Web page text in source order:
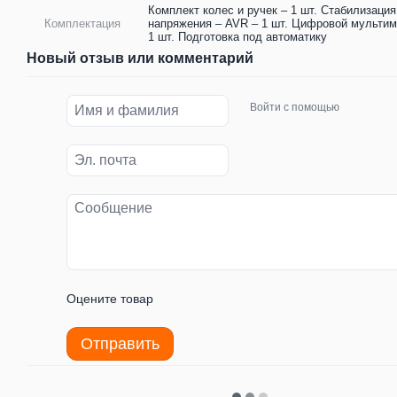
Комплектация
Комплект колес и ручек – 1 шт. Стабилизация
напряжения – AVR – 1 шт. Цифровой
1 шт. Подготовка под автоматику
Новый отзыв или комментарий
Войти с помощью
Оцените товар
Отправить